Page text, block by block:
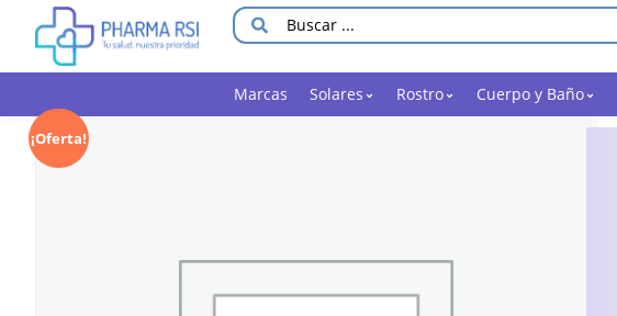
Marcas Solares Rostro Cuerpo y Baño
¡Oferta!